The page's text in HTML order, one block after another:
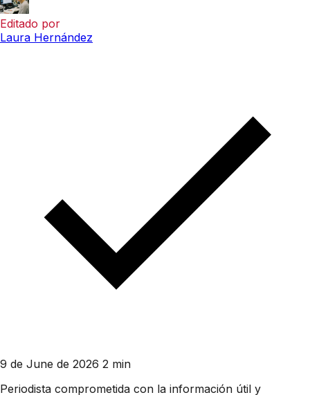
Editado por
Laura Hernández
9 de June de 2026 2 min
Periodista comprometida con la información útil y